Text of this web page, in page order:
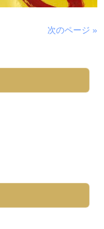
次のページ »